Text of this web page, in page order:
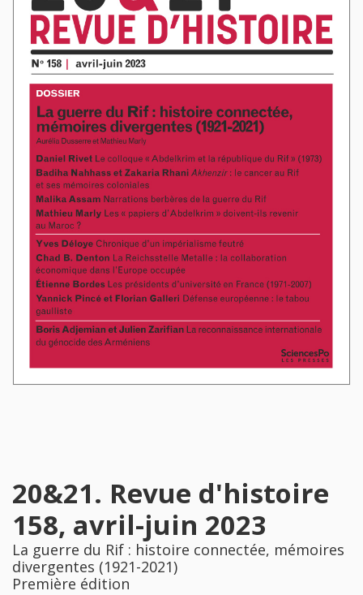
20&21. Revue d'histoire
158, avril-juin 2023
La guerre du Rif : histoire connectée, mémoires
divergentes (1921-2021)
Première édition